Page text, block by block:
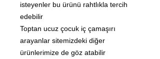
isteyenler bu ürünü rahtlıkla tercih
edebilir
Toptan ucuz çocuk iç çamaşırı
arayanlar sitemizdeki diğer
ürünlerimize de göz atabilir